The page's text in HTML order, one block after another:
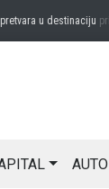
u destinacijuprije 3
AUTO